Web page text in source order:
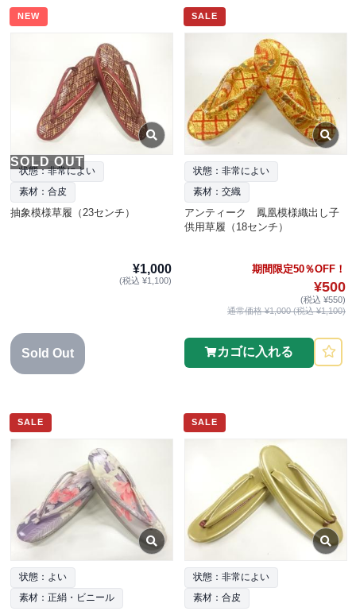
NEW
SOLD OUT
状態：非常によい
素材：合皮
抽象模様草履（23センチ）
¥1,000
(税込 ¥1,100)
Sold Out
SALE
状態：非常によい
素材：交織
アンティーク 鳳凰模様織出し子
供用草履（18センチ）
期間限定50％OFF！
¥500
(税込 ¥550)
通常価格 ¥1,000 (税込 ¥1,100)
カゴに入れる
SALE
状態：よい
素材：正絹・ビニール
SALE
状態：非常によい
素材：合皮